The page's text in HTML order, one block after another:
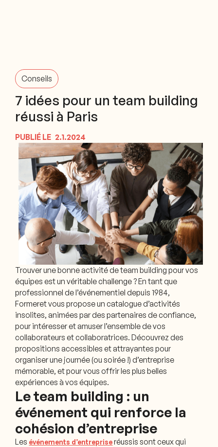
Conseils
7 idées pour un team building
réussi à Paris
PUBLIÉ LE 2.1.2024
Trouver une bonne activité de team building pour vos
équipes est un véritable challenge ? En tant que
professionnel de l’événementiel depuis 1984,
Formeret vous propose un catalogue d’activités
insolites, animées par des partenaires de confiance,
pour intéresser et amuser l’ensemble de vos
collaborateurs et collaboratrices. Découvrez des
propositions accessibles et attrayantes pour
organiser une journée (ou soirée !) d’entreprise
mémorable, et pour vous offrir les plus belles
expériences à vos équipes.
Le team building : un
événement qui renforce la
cohésion d’entreprise
Les événements d’entrepriseréussis sont ceux qui